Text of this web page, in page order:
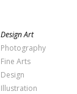
Design Art
Photography
Fine Arts
Design
Illustration